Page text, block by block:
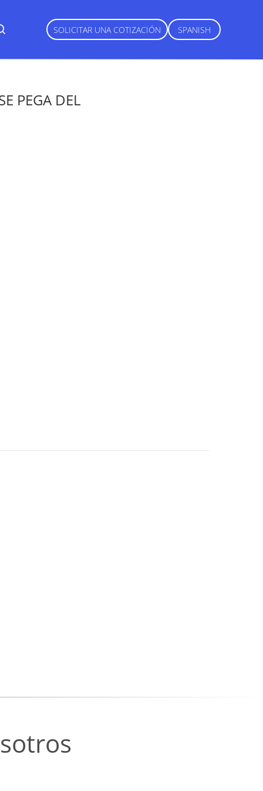
SOLICITAR UNA COTIZACIÓN SPANISH
PEGA DEL